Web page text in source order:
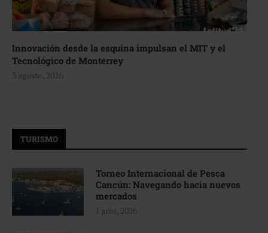
Innovación desde la esquina impulsan el MIT y el
Tecnológico de Monterrey
3 agosto, 2026
TURISMO
Torneo Internacional de Pesca
Cancún: Navegando hacia nuevos
mercados
1 julio, 2026